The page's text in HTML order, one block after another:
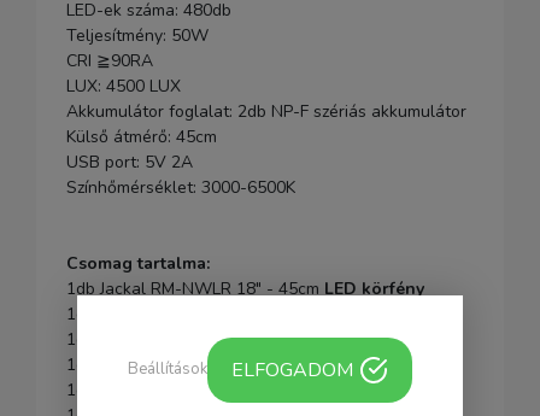
LED-ek száma: 480db
Teljesítmény: 50W
CRI ≧90RA
LUX: 4500 LUX
Akkumulátor foglalat: 2db NP-F szériás akkumulátor
Külső átmérő: 45cm
USB port: 5V 2A
Színhőmérséklet: 3000-6500K
Csomag tartalma:
1db Jackal RM-NWLR 18" - 45cm LED körfény
1db 2m állvány
1db távirányító (az elem nem tartozék)
1db mobiltelefon tartó konzol
1db tápkábel adapterrel
Beállítások ELFOGADOM